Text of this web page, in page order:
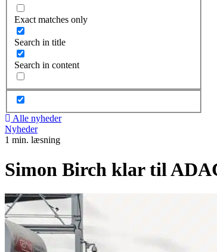
Exact matches only
Search in title
Search in content
Alle nyheder
Nyheder
1 min. læsning
Simon Birch klar til